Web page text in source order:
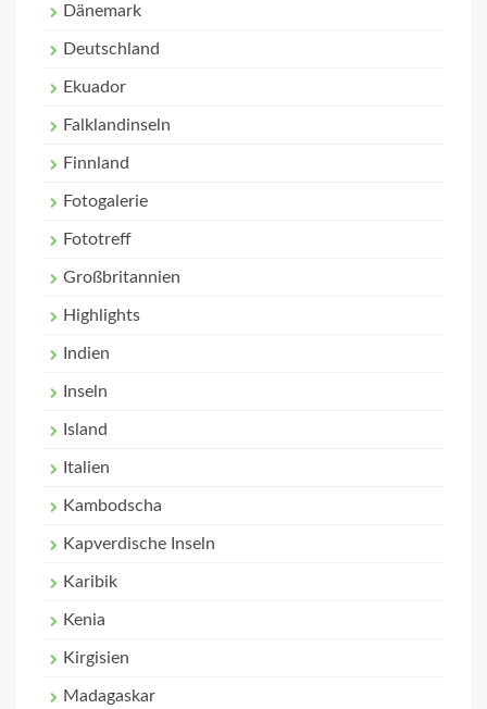
Dänemark
Deutschland
Ekuador
Falklandinseln
Finnland
Fotogalerie
Fototreff
Großbritannien
Highlights
Indien
Inseln
Island
Italien
Kambodscha
Kapverdische Inseln
Karibik
Kenia
Kirgisien
Madagaskar